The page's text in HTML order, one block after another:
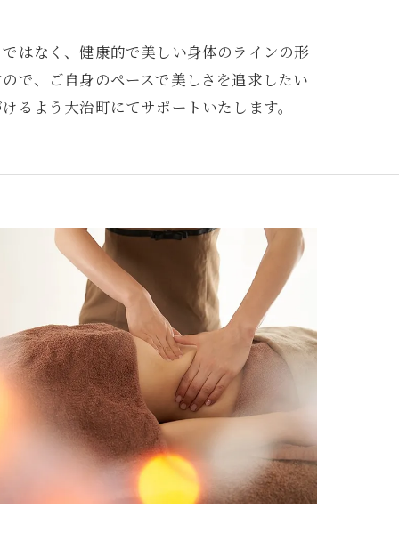
はなく、健康的で美しい身体のラインの形
で、ご自身のペースで美しさを追求したい
よう大治町にてサポートいたします。